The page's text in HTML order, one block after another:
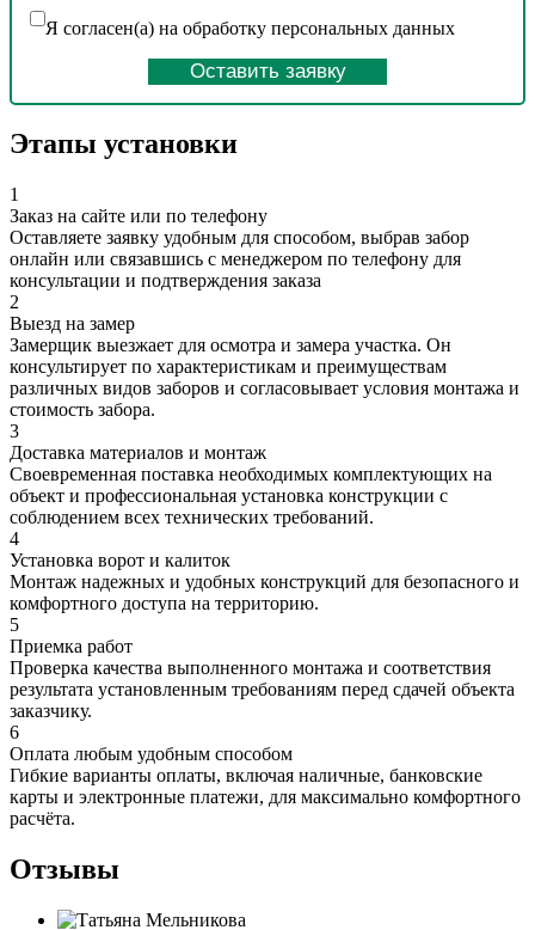
Я согласен(а) на обработку персональных данных
Оставить заявку
Этапы установки
1
Заказ на сайте или по телефону
Оставляете заявку удобным для способом, выбрав забор
онлайн или связавшись с менеджером по телефону для
консультации и подтверждения заказа
2
Выезд на замер
Замерщик выезжает для осмотра и замера участка. Он
консультирует по характеристикам и преимуществам
различных видов заборов и согласовывает условия монтажа и
стоимость забора.
3
Доставка материалов и монтаж
Своевременная поставка необходимых комплектующих на
объект и профессиональная установка конструкции с
соблюдением всех технических требований.
4
Установка ворот и калиток
Монтаж надежных и удобных конструкций для безопасного и
комфортного доступа на территорию.
5
Приемка работ
Проверка качества выполненного монтажа и соответствия
результата установленным требованиям перед сдачей объекта
заказчику.
6
Оплата любым удобным способом
Гибкие варианты оплаты, включая наличные, банковские
карты и электронные платежи, для максимально комфортного
расчёта.
Отзывы